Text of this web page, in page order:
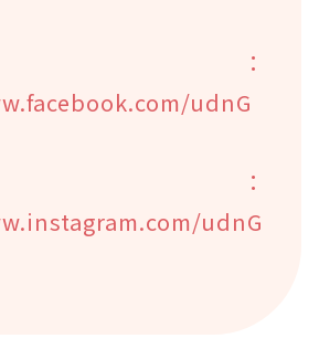
：
udnG
：
udnG